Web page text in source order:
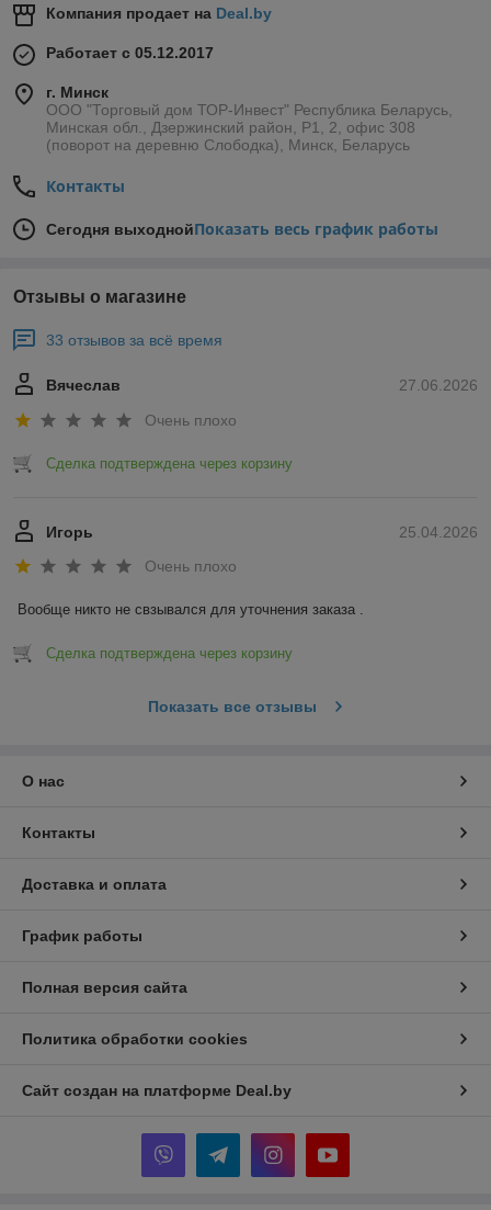
Компания продает на Deal.by
Работает с 05.12.2017
г. Минск
ООО "Торговый дом ТОР-Инвест" Республика Беларусь,
Минская обл., Дзержинский район, Р1, 2, офис 308
(поворот на деревню Слободка), Минск, Беларусь
Контакты
Сегодня выходнойПоказать весь график работы
Отзывы о магазине
33 отзывов за всё время
27.06.2026
Вячеслав
Очень плохо
Сделка подтверждена через корзину
25.04.2026
Игорь
Очень плохо
Вообще никто не свзывался для уточнения заказа .
Сделка подтверждена через корзину
Показать все отзывы
О нас
Контакты
Доставка и оплата
График работы
Полная версия сайта
Политика обработки cookies
Сайт создан на платформе Deal.by